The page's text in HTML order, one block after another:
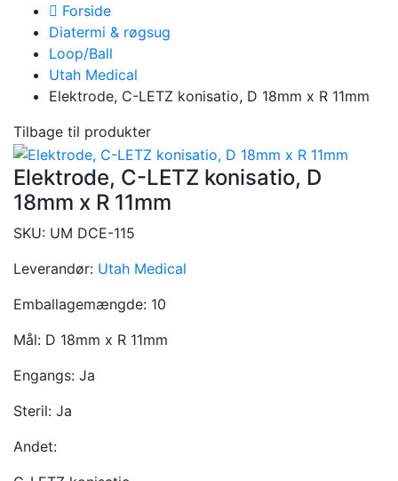
Forside
Diatermi & røgsug
Loop/Ball
Utah Medical
Elektrode, C-LETZ konisatio, D 18mm x R 11mm
Tilbage til produkter
Elektrode, C-LETZ konisatio, D
18mm x R 11mm
SKU: UM DCE-115
Leverandør: Utah Medical
Emballagemængde: 10
Mål: D 18mm x R 11mm
Engangs: Ja
Steril: Ja
Andet: